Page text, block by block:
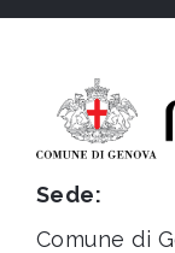
Sede:
Comune di